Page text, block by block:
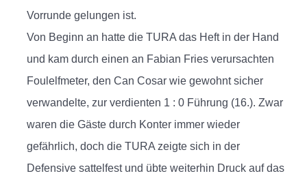
Vorrunde gelungen ist.
Von Beginn an hatte die TURA das Heft in der Hand
und kam durch einen an Fabian Fries verursachten
Foulelfmeter, den Can Cosar wie gewohnt sicher
verwandelte, zur verdienten 1 : 0 Führung (16.). Zwar
waren die Gäste durch Konter immer wieder
gefährlich, doch die TURA zeigte sich in der
Defensive sattelfest und übte weiterhin Druck auf das